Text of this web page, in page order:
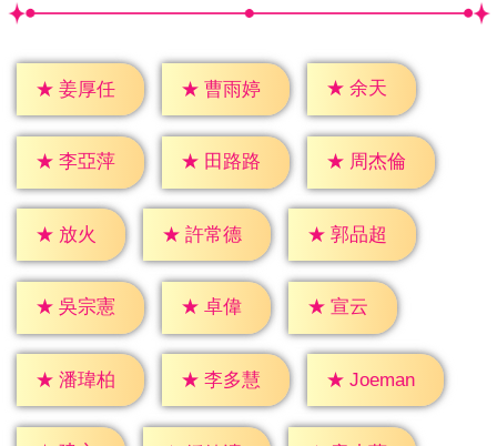
★ 姜厚任 ★ 曹雨婷 ★ 余天
★ 李亞萍 ★ 田路路 ★ 周杰倫
★ 放火 ★ 許常德 ★ 郭品超
★ 吳宗憲 ★ 卓偉 ★ 宣云
★ 潘瑋柏 ★ 李多慧 ★ Joeman